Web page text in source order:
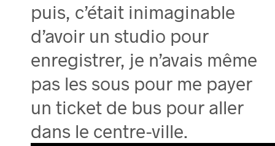
puis, c’était inimaginable
d’avoir un studio pour
enregistrer, je n’avais même
pas les sous pour me payer
un ticket de bus pour aller
dans le centre-ville.